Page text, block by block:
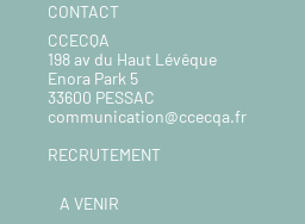
CONTACT
CCECQA
198 av du Haut Lévêque
Enora Park 5
33600 PESSAC
communication@ccecqa.fr
RECRUTEMENT
A VENIR